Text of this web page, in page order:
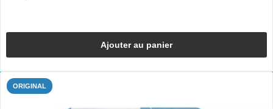
Ajouter au panier
ORIGINAL